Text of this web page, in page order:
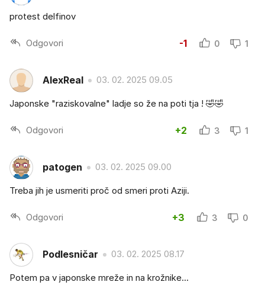
protest delfinov
Odgovori -1 0 1
AlexReal 03. 02. 2025 09.05
Japonske "raziskovalne" ladje so že na poti tja ! 🤣🤣
Odgovori +2 3 1
patogen 03. 02. 2025 09.00
Treba jih je usmeriti proč od smeri proti Aziji.
Odgovori +3 3 0
Podlesničar 03. 02. 2025 08.17
Potem pa v japonske mreže in na krožnike...